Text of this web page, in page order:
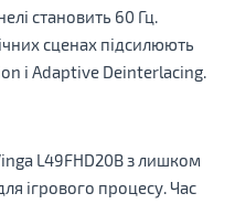
становить 60 Гц.
сценах підсилюють
і Adaptive Deinterlacing.
L49FHD20B з лишком
ігрового процесу. Час